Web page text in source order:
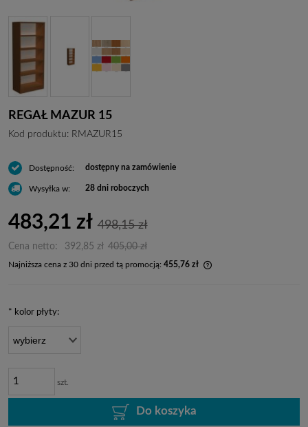
REGAŁ MAZUR 15
Kod produktu: RMAZUR15
Dostępność: dostępny na zamówienie
Wysyłka w: 28 dni roboczych
483,21 zł 498,15 zł
Cena netto: 392,85 zł 405,00 zł
Najniższa cena z 30 dni przed tą promocją: 455,76 zł
* kolor płyty:
szt.
Do koszyka